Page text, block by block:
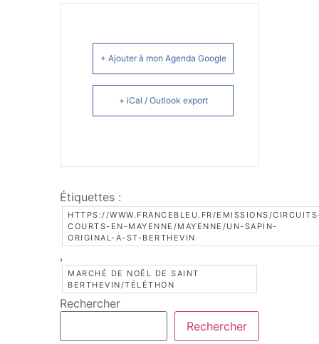
+ Ajouter à mon Agenda Google
+ iCal / Outlook export
Étiquettes :
HTTPS://WWW.FRANCEBLEU.FR/EMISSIONS/
COURTS-EN-MAYENNE/MAYENNE/UN-SAPIN-
ORIGINAL-A-ST-BERTHEVIN
,
MARCHÉ DE NOËL DE SAINT
BERTHEVIN/TÉLÉTHON
Rechercher
Rechercher